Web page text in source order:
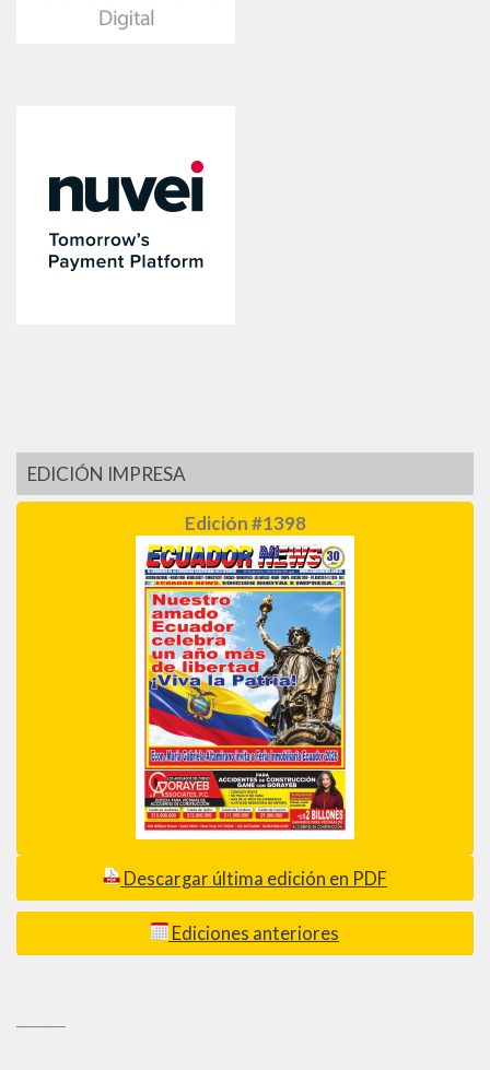
EDICIÓN IMPRESA
Edición #1398
Descargar última edición en PDF
Ediciones anteriores